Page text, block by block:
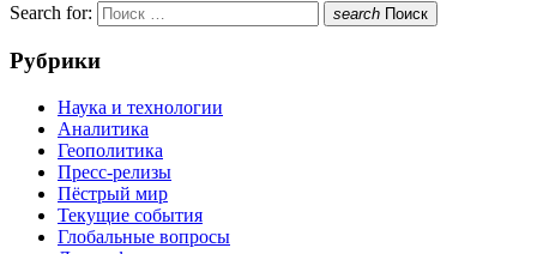
Search for: search Поиск
Рубрики
Наука и технологии
Аналитика
Геополитика
Пресс-релизы
Пёстрый мир
Текущие события
Глобальные вопросы